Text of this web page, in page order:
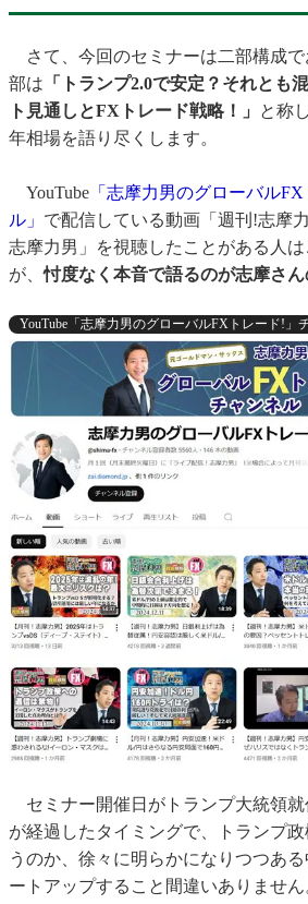
さて、今回のセミナーは二部構成で
部は 「トランプ2.0で安定？それとも
ト見通しとFXトレード戦略！」
と称
年相場を語り尽くします。
YouTube 「志摩力男のグローバル
ル」 で配信している動画「週刊!志摩
志摩力男」を視聴したことがある人
が、忖度なく本音で語るのが志摩さ
YouTube「志摩力男のグローバルFXトレード!」
セミナー開催日がトランプ大統領就
が経過したタイミングで、トランプ
うのか、徐々に明らかになりつつあ
ートアップすること間違いありません